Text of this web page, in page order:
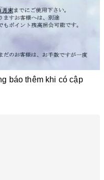
báo thêm khi có cập